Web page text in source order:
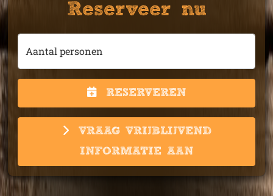
Reserveer nu
Aantal personen
RESERVEREN
VRAAG VRIJBLIJVEND
INFORMATIE AAN